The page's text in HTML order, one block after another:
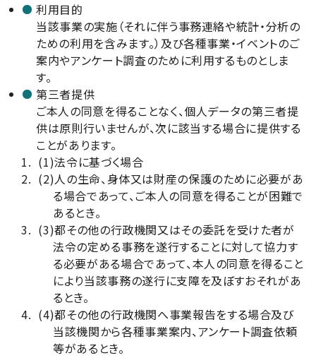
利用目的
当該事業の実施（それに伴う事務連絡や統計・分析の
ための利用を含みます。）及び各種事業・イベントのご
案内やアンケート調査のために利用するものとしま
す。
第三者提供
ご本人の同意を得ることなく、個人データの第三者提
供は原則行いませんが、次に該当する場合に提供する
ことがあります。
(1)法令に基づく場合
(2)人の生命、身体又は財産の保護のために必要があ
る場合であって、ご本人の同意を得ることが困難で
あるとき。
(3)都その他の行政機関又はその委託を受けた者が
法令の定める事務を遂行することに対して協力す
る必要がある場合であって、本人の同意を得ること
により当該事務の遂行に支障を及ぼすおそれがあ
るとき。
(4)都その他の行政機関へ事業報告をする場合及び
当該機関から各種事業案内、アンケート調査依頼
等があるとき。